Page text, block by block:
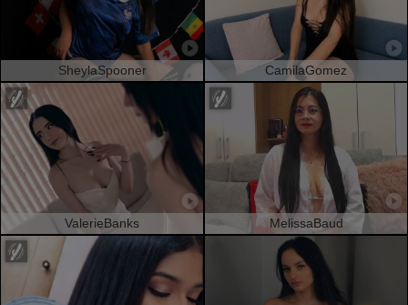
SheylaSpooner CamilaGomez
ValerieBanks MelissaBaud